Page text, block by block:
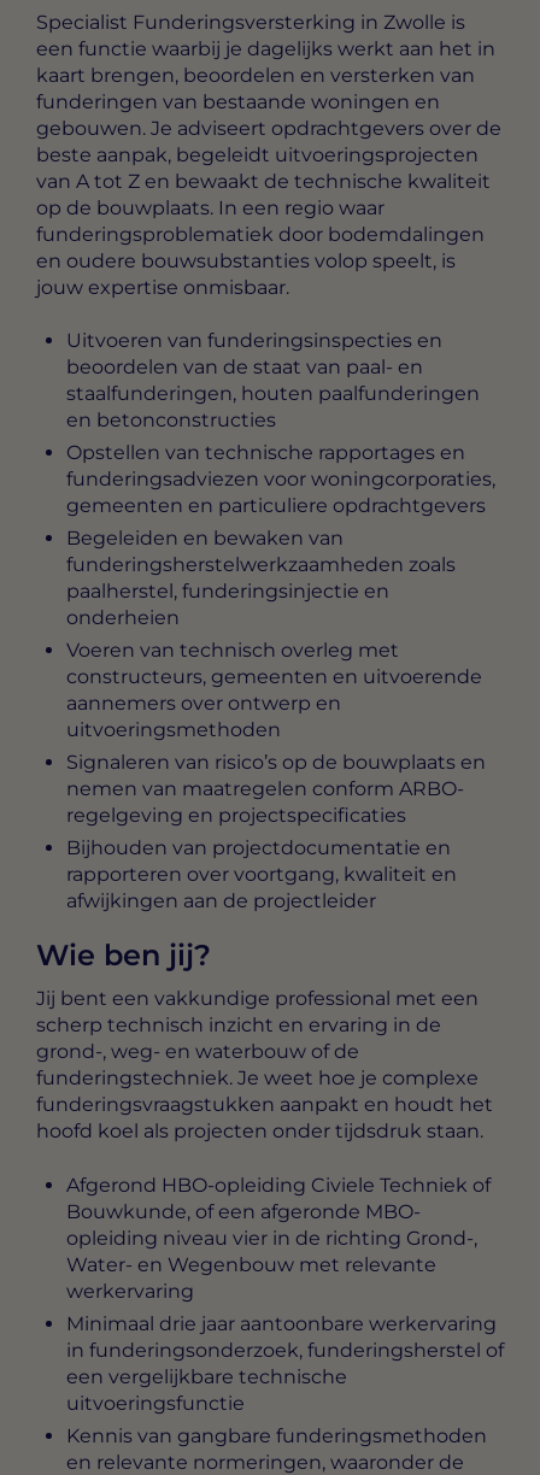
Specialist Funderingsversterking in Zwolle is
een functie waarbij je dagelijks werkt aan het in
kaart brengen, beoordelen en versterken van
funderingen van bestaande woningen en
gebouwen. Je adviseert opdrachtgevers over de
beste aanpak, begeleidt uitvoeringsprojecten
van A tot Z en bewaakt de technische kwaliteit
op de bouwplaats. In een regio waar
funderingsproblematiek door bodemdalingen
en oudere bouwsubstanties volop speelt, is
jouw expertise onmisbaar.
Uitvoeren van funderingsinspecties en
beoordelen van de staat van paal- en
staalfunderingen, houten paalfunderingen
en betonconstructies
Opstellen van technische rapportages en
funderingsadviezen voor woningcorporaties,
gemeenten en particuliere opdrachtgevers
Begeleiden en bewaken van
funderingsherstelwerkzaamheden zoals
paalherstel, funderingsinjectie en
onderheien
Voeren van technisch overleg met
constructeurs, gemeenten en uitvoerende
aannemers over ontwerp en
uitvoeringsmethoden
Signaleren van risico’s op de bouwplaats en
nemen van maatregelen conform ARBO-
regelgeving en projectspecificaties
Bijhouden van projectdocumentatie en
rapporteren over voortgang, kwaliteit en
afwijkingen aan de projectleider
Wie ben jij?
Jij bent een vakkundige professional met een
scherp technisch inzicht en ervaring in de
grond-, weg- en waterbouw of de
funderingstechniek. Je weet hoe je complexe
funderingsvraagstukken aanpakt en houdt het
hoofd koel als projecten onder tijdsdruk staan.
Afgerond HBO-opleiding Civiele Techniek of
Bouwkunde, of een afgeronde MBO-
opleiding niveau vier in de richting Grond-,
Water- en Wegenbouw met relevante
werkervaring
Minimaal drie jaar aantoonbare werkervaring
in funderingsonderzoek, funderingsherstel of
een vergelijkbare technische
uitvoeringsfunctie
Kennis van gangbare funderingsmethoden
en relevante normeringen, waaronder de